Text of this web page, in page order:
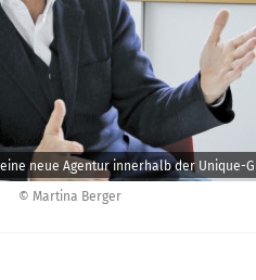
© Martina Berger
neue Agentur innerhalb der Unique-